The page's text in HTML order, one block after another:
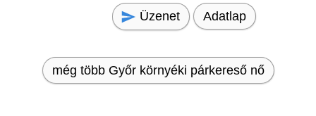
Üzenet Adatlap
még több Győr környéki párkereső nő